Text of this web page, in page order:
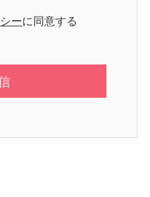
ーに同意する